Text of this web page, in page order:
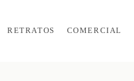
RETRATOS COMERCIAL